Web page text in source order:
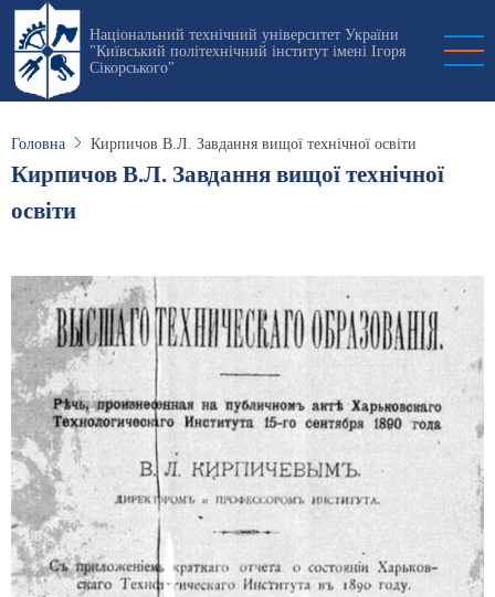
Перейти
основного
вмісту
Національний технічний університет України
"Київський політехнічний інститут імені Ігоря
Сікорського"
Головна Кирпичов В.Л. Завдання вищої технічної освіти
Кирпичов В.Л. Завдання вищої технічної
освіти